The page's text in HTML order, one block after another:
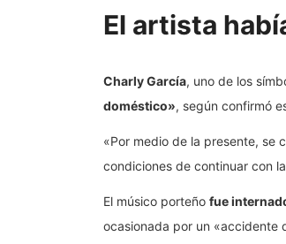
El artista
Charly García, uno de los
doméstico», según confirmó
«Por medio de la presente, se
condiciones de continuar con
El músico porteño fue
ocasionada por un «accidente